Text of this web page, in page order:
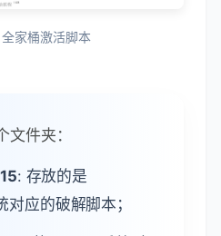
家桶激活脚本
文件夹：
: 存放的是
应的破解脚本；